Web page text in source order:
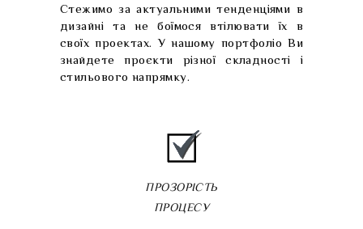
Стежимо за актуальними тенденціями в
дизайні та не боїмося втілювати їх в
своїх проектах. У нашому портфоліо Ви
знайдете проєкти різної складності і
стильового напрямку.
ПРОЗОРІСТЬ
ПРОЦЕСУ